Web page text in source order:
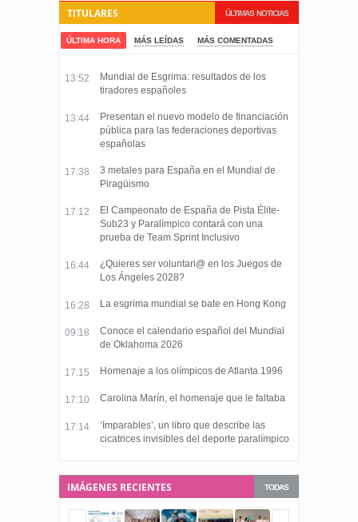
ÚLTIMAS NOTICIAS
TITULARES
ÚLTIMA HORA MÁS LEÍDAS MÁS COMENTADAS
13:52
Mundial de Esgrima: resultados de los
tiradores españoles
13:44
Presentan el nuevo modelo de financiación
pública para las federaciones deportivas
españolas
17:38
3 metales para España en el Mundial de
Piragüismo
17:12
El Campeonato de España de Pista Élite-
Sub23 y Paralímpico contará con una
prueba de Team Sprint Inclusivo
16:44
¿Quieres ser voluntari@ en los Juegos de
Los Ángeles 2028?
16:28 La esgrima mundial se bate en Hong Kong
09:18
Conoce el calendario español del Mundial
de Oklahoma 2026
17:15 Homenaje a los olímpicos de Atlanta 1996
17:10 Carolina Marín, el homenaje que le faltaba
17:14
‘Imparables’, un libro que describe las
cicatrices invisibles del deporte paralímpico
TODAS
IMÁGENES RECIENTES